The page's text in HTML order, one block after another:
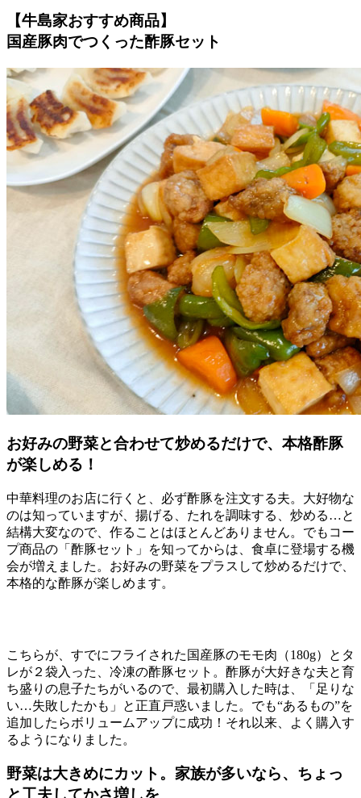
【牛島家おすすめ商品】
国産豚肉でつくった酢豚セット
お好みの野菜と合わせて炒めるだけで、本格酢豚
が楽しめる！
中華料理のお店に行くと、必ず酢豚を注文する夫。大好物な
のは知っていますが、揚げる、たれを調味する、炒める…と
結構大変なので、作ることはほとんどありません。でもコー
プ商品の「酢豚セット」を知ってからは、食卓に登場する機
会が増えました。お好みの野菜をプラスして炒めるだけで、
本格的な酢豚が楽しめます。
こちらが、すでにフライされた国産豚のモモ肉（180g）とタ
レが２袋入った、冷凍の酢豚セット。酢豚が大好きな夫と育
ち盛りの息子たちがいるので、最初購入した時は、「足りな
い…失敗したかも」と正直戸惑いました。でも“あるもの”を
追加したらボリュームアップに成功！それ以来、よく購入す
るようになりました。
野菜は大きめにカット。家族が多いなら、ちょっ